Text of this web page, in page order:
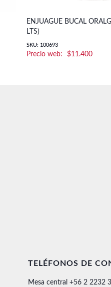
ENJUAGUE BUCAL
LTS)
SKU: 100693
$11.400
TELÉFONOS DE
Mesa central +56 2 2232